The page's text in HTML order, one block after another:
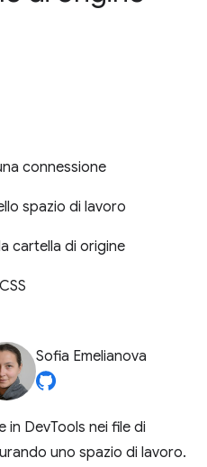
connessione
spazio di lavoro
cartella di origine
Sofia Emelianova
in DevTools nei file di
uno spazio di lavoro.